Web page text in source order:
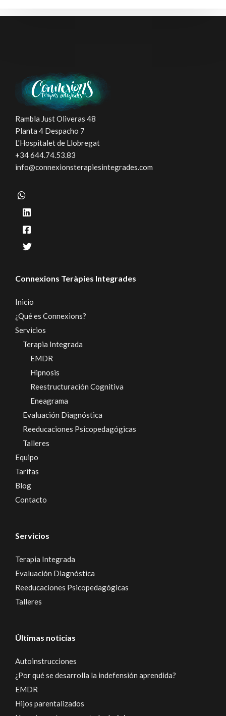
Rambla Just Oliveras 48
Planta 4 Despacho 7
L'Hospitalet de Llobregat
+34 644.74.53.83
info@connexionsterapiesintegrades.com
Connexions Teràpies Integrades
Inicio
¿Qué es Connexions?
Servicios
Terapia Integrada
EMDR
Hipnosis
Reestructuración Cognitiva
Eneagrama
Evaluación Diagnóstica
Reeducaciones Psicopedagógicas
Talleres
Equipo
Tarifas
Blog
Contacto
Servicios
Terapia Integrada
Evaluación Diagnóstica
Reeducaciones Psicopedagógicas
Talleres
Últimas noticias
Autoinstrucciones
¿Por qué se desarrolla la indefensión aprendida?
EMDR
Hijos parentalizados